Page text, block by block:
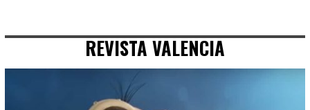
REVISTA VALENCIA